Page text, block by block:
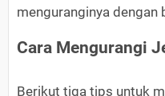
menguranginya dengan
Cara Mengurangi
Berikut tiga tips untuk